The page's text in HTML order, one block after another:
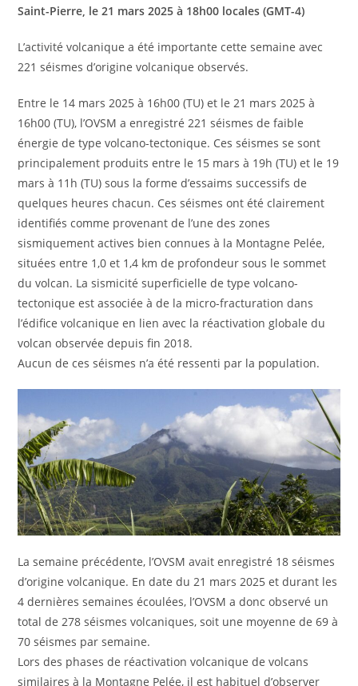
Saint-Pierre, le 21 mars 2025 à 18h00 locales (GMT-4)
L’activité volcanique a été importante cette semaine avec
221 séismes d’origine volcanique observés.
Entre le 14 mars 2025 à 16h00 (TU) et le 21 mars 2025 à
16h00 (TU), l’OVSM a enregistré 221 séismes de faible
énergie de type volcano-tectonique. Ces séismes se sont
principalement produits entre le 15 mars à 19h (TU) et le 19
mars à 11h (TU) sous la forme d’essaims successifs de
quelques heures chacun. Ces séismes ont été clairement
identifiés comme provenant de l’une des zones
sismiquement actives bien connues à la Montagne Pelée,
situées entre 1,0 et 1,4 km de profondeur sous le sommet
du volcan. La sismicité superficielle de type volcano-
tectonique est associée à de la micro-fracturation dans
l’édifice volcanique en lien avec la réactivation globale du
volcan observée depuis fin 2018.
Aucun de ces séismes n’a été ressenti par la population.
La semaine précédente, l’OVSM avait enregistré 18 séismes
d’origine volcanique. En date du 21 mars 2025 et durant les
4 dernières semaines écoulées, l’OVSM a donc observé un
total de 278 séismes volcaniques, soit une moyenne de 69 à
70 séismes par semaine.
Lors des phases de réactivation volcanique de volcans
similaires à la Montagne Pelée, il est habituel d’observer